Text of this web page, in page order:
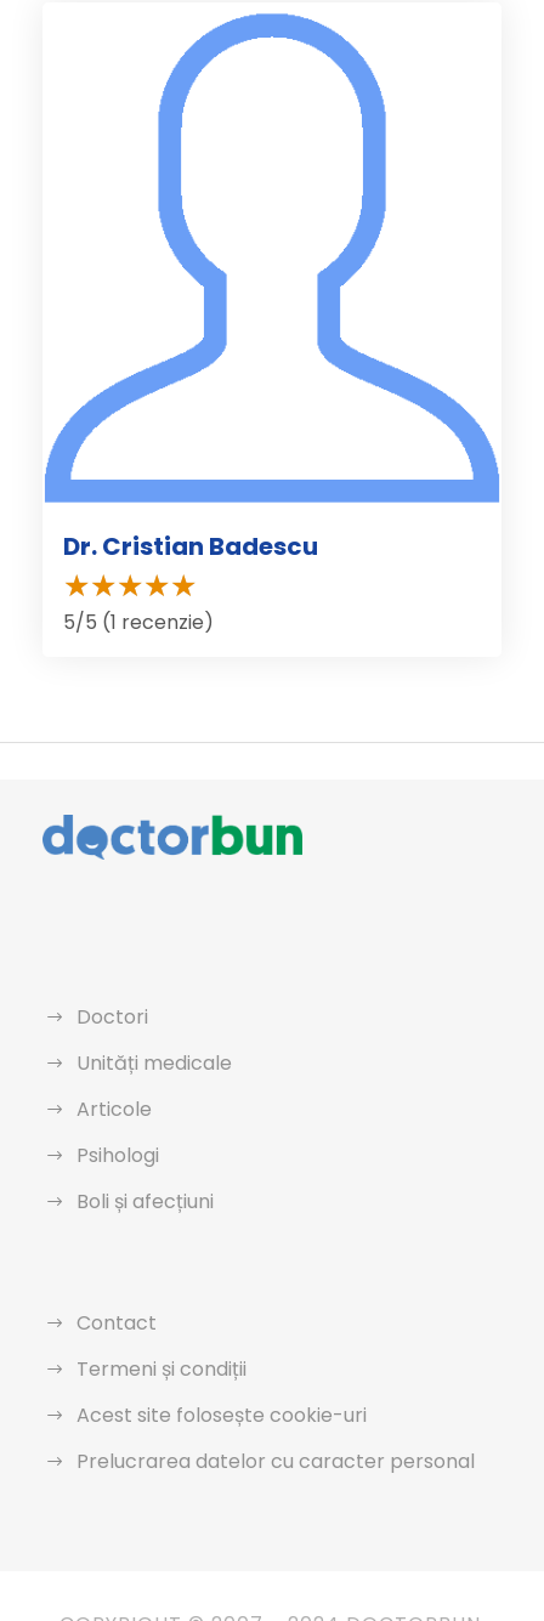
Dr. Cristian Badescu
5/5 (1 recenzie)
Doctori
Unități medicale
Articole
Psihologi
Boli și afecțiuni
Contact
Termeni și condiții
Acest site folosește cookie-uri
Prelucrarea datelor cu caracter personal